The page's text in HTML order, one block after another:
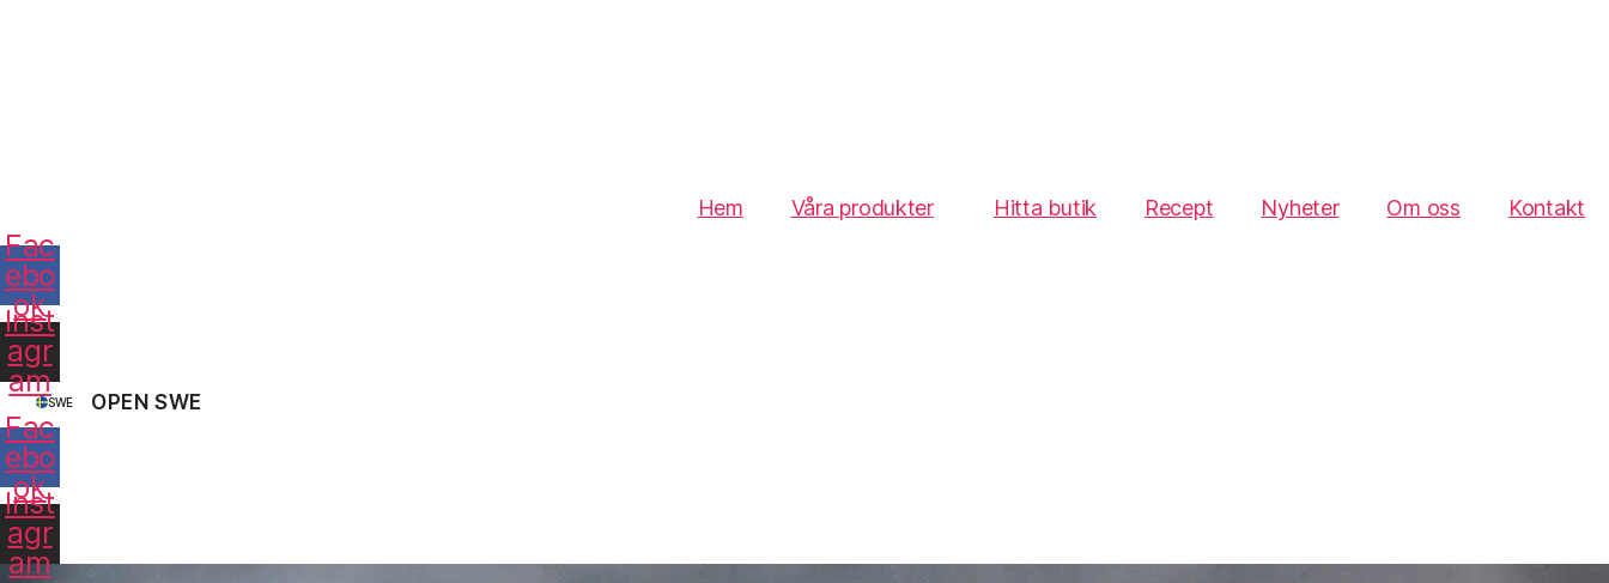
Hem Våra produkter Hitta butik Recept Nyheter Om oss Kontakt
Fac
ebo
ok
Inst
agr
am
SWE OPEN SWE
Fac
ebo
ok
Inst
agr
am